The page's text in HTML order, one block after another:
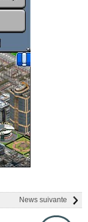
News suivante